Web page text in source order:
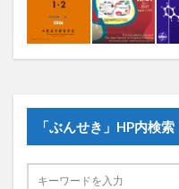
「ぶんせき」HP内検索